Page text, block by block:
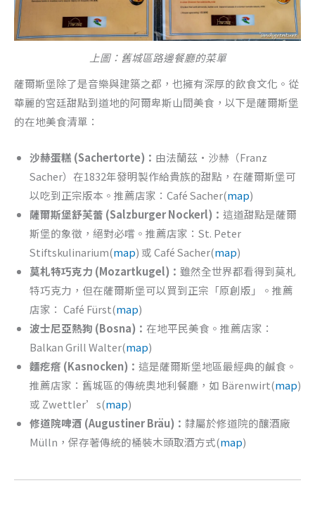
上圖：舊城區路邊餐廳的菜單
薩爾斯堡除了是音樂與建築之都，也擁有深厚的飲食文化。從
華麗的宮廷甜點到道地的阿爾卑斯山間美食，以下是薩爾斯堡
的在地美食清單：
沙赫蛋糕 (Sachertorte)： 由法蘭茲·沙赫（Franz
Sacher）在1832年發明製作給貴族的甜點，在薩爾斯堡可
以吃到正宗版本。推薦店家：Café Sacher(map)
薩爾斯堡舒芙蕾 (Salzburger Nockerl)： 這道甜點是薩爾
斯堡的象徵，絕對必嚐。推薦店家：St. Peter
Stiftskulinarium(map) 或 Café Sacher(map)
莫札特巧克力 (Mozartkugel)： 雖然全世界都看得到莫札
特巧克力，但在薩爾斯堡可以買到正宗「原創版」。推薦
店家： Café Fürst(map)
波士尼亞熱狗 (Bosna)： 在地平民美食。推薦店家：
Balkan Grill Walter(map)
麵疙瘩 (Kasnocken)： 這是薩爾斯堡地區最經典的鹹食。
推薦店家：舊城區的傳統奧地利餐廳，如 Bärenwirt(map)
或 Zwettler’s(map)
修道院啤酒 (Augustiner Bräu)： 隸屬於修道院的釀酒廠
Mülln，保存著傳統的桶裝木頭取酒方式(map)